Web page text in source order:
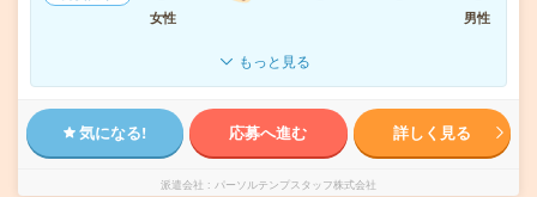
女性
男性
もっと見る
気になる! 応募へ進む 詳しく見る
派遣会社 パーソルテンプスタッフ株式会社